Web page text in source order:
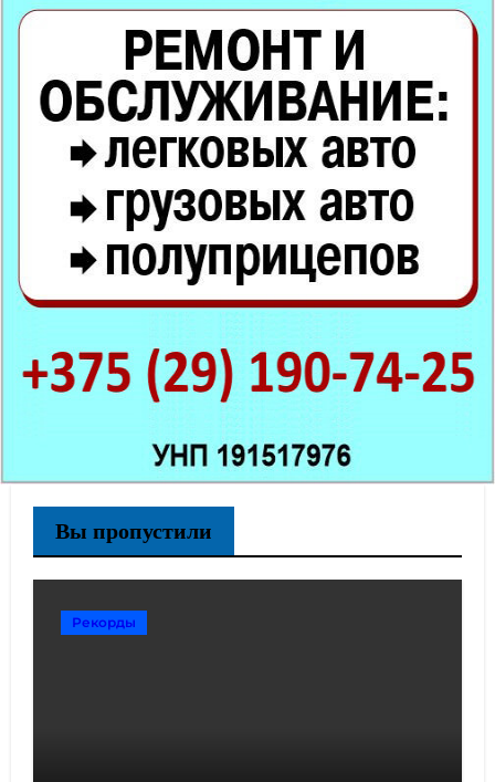
Вы пропустили
Рекорды